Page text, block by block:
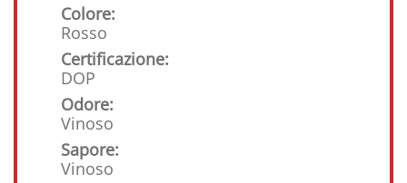
Colore:
Rosso
Certificazione:
DOP
Odore:
Vinoso
Sapore:
Vinoso